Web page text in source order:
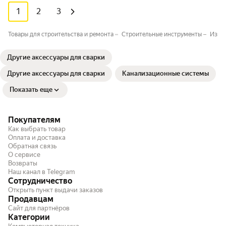
1 2 3
Товары для строительства и ремонта Строительные инструменты
Другие аксессуары для сварки
Другие аксессуары для сварки Канализационные системы
Показать еще
Покупателям
Как выбрать товар
Оплата и доставка
Обратная связь
О сервисе
Возвраты
Наш канал в Telegram
Сотрудничество
Открыть пункт выдачи заказов
Продавцам
Сайт для партнёров
Категории